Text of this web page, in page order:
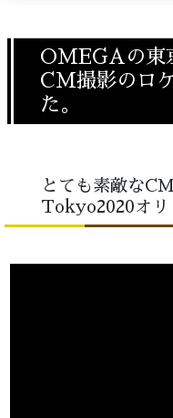
OMEGAの東
CM撮影のロ
た。
とても素敵な
Tokyo2020オ